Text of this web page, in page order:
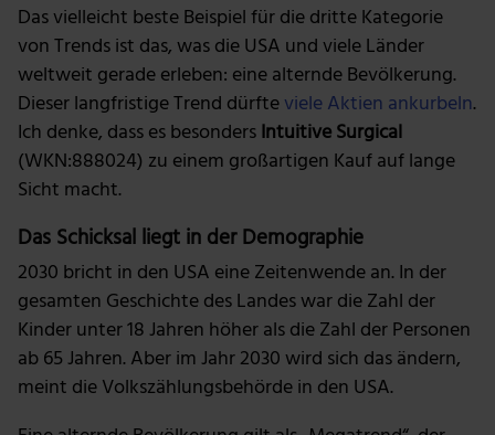
Das vielleicht beste Beispiel für die dritte Kategorie
von Trends ist das, was die USA und viele Länder
weltweit gerade erleben: eine alternde Bevölkerung.
Dieser langfristige Trend dürfteviele Aktien ankurbeln.
Ich denke, dass es besondersIntuitive Surgical
(WKN:888024) zu einem großartigen Kauf auf lange
Sicht macht.
Das Schicksal liegt in der Demographie
2030 bricht in den USA eine Zeitenwende an. In der
gesamten Geschichte des Landes war die Zahl der
Kinder unter 18 Jahren höher als die Zahl der Personen
ab 65 Jahren. Aber im Jahr 2030 wird sich das ändern,
meint die Volkszählungsbehörde in den USA.